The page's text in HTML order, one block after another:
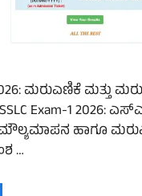
2026: ಮರುಎಣಿಕೆ ಮತ್ತು
Exam-1 2026:
ಹಾಗೂ
…